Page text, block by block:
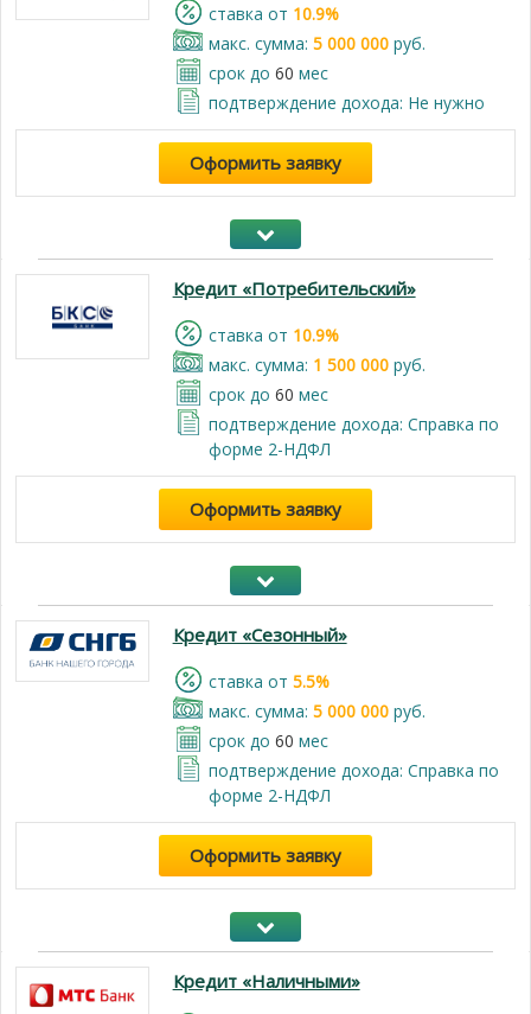
cтавка от 10.9%
макс. сумма: 5 000 000руб.
срок до 60 мес
подтверждение дохода: Не нужно
Оформить заявку
Кредит «Потребительский»
cтавка от 10.9%
макс. сумма: 1 500 000руб.
срок до 60 мес
подтверждение дохода: Справка по
форме 2-НДФЛ
Оформить заявку
Кредит «Сезонный»
cтавка от 5.5%
макс. сумма: 5 000 000руб.
срок до 60 мес
подтверждение дохода: Справка по
форме 2-НДФЛ
Оформить заявку
Кредит «Наличными»